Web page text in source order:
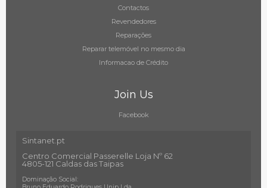
Contactos
Revendedores
Reparações
Reparar telemóvel no mesmo dia
Informacao de Crédito
Join Us
Facebook
Sintanet.pt
Centro Comercial Passerelle Loja Nº 62
4805-121 Caldas das Taipas
Dominação Social: